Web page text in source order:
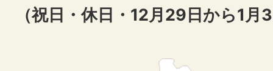
（祝日・休日・12月29日から1月